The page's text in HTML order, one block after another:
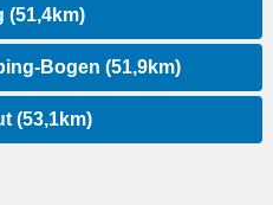
(51,4km)
Bogen (51,9km)
(53,1km)